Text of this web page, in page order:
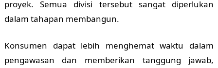
proyek. Semua divisi tersebut sangat diperlukan
dalam tahapan membangun.
Konsumen dapat lebih menghemat waktu dalam
pengawasan dan memberikan tanggung jawab,